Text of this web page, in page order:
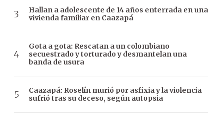
Hallan a adolescente de 14 años enterrada en una
vivienda familiar en Caazapá
Gota a gota: Rescatan a un colombiano
secuestrado y torturado y desmantelan una
banda de usura
Caazapá: Roselín murió por asfixia y la violencia
sufrió tras su deceso, según autopsia